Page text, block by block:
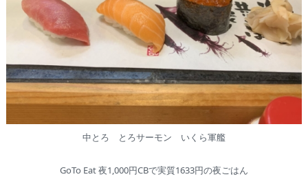
中とろ とろサーモン いくら軍艦
GoTo Eat 夜1,000円CBで実質1633円の夜ごはん